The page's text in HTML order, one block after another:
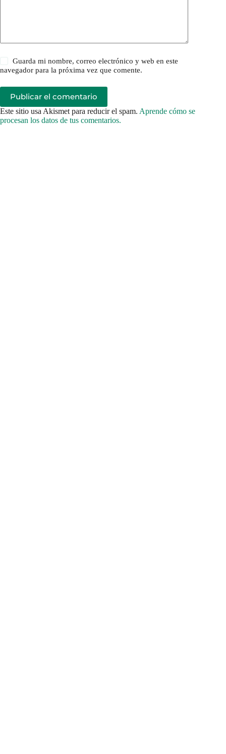
Guarda mi nombre, correo electrónico y web en este
navegador para la próxima vez que comente.
Publicar el comentario
Este sitio usa Akismet para reducir el spam. Aprende cómo se
procesan los datos de tus comentarios.